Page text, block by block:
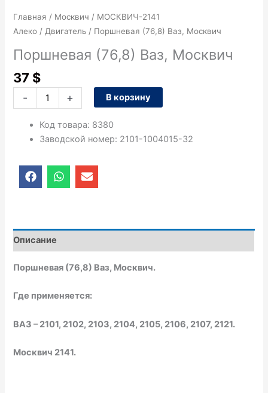
Главная / Москвич / МОСКВИЧ-2141
Алеко /Двигатель / Поршневая (76,8) Ваз, Москвич
Поршневая (76,8) Ваз, Москвич
37 $
-
(76,8)
Ваз,
Москвич
+ В корзину
Код товара: 8380
Заводской номер: 2101-1004015-32
F
a
c
o
o
k
W
h
a
a
p
E
n
v
o
e
Описание
Поршневая (76,8) Ваз, Москвич.
Где применяется:
ВАЗ – 2101, 2102, 2103, 2104, 2105, 2106, 2107, 2121.
Москвич 2141.